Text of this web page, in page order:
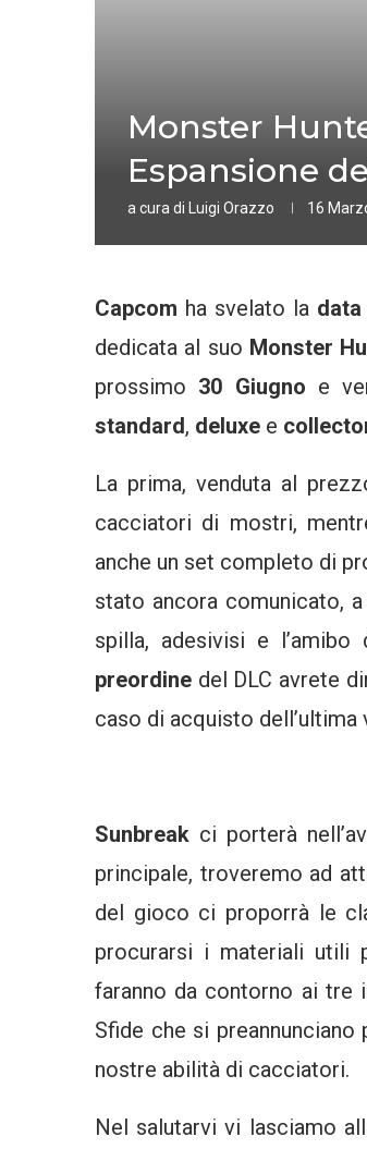
Monster
Espansione
a cura di Luigi Orazzo 16
Capcom ha svelato la data
dedicata al suo Monster
prossimo 30 Giugno e
standard, deluxe e
La prima, venduta al
cacciatori di mostri,
anche un set completo di
stato ancora comunicato,
spilla, adesivisi e l’amibo
preordine del DLC avrete
caso di acquisto
Sunbreak ci porterà
principale, troveremo ad
del gioco ci proporrà le
procurarsi i materiali utili
faranno da contorno ai tre
Sfide che si
nostre abilità di cacciatori.
Nel salutarvi vi lasciamo